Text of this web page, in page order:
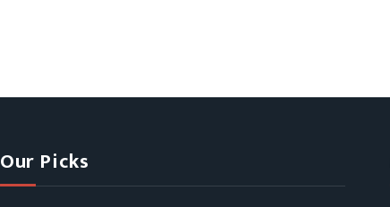
Our Picks